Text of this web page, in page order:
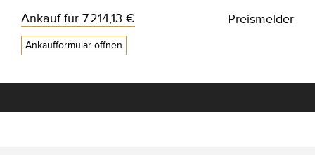
Ankauf für 7.214,13 €
Ankaufformular öffnen
Preismelder